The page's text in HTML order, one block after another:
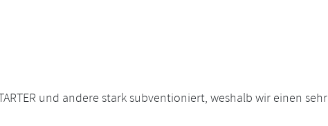
und andere stark subventioniert, weshalb wir einen sehr